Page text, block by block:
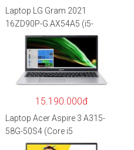
Laptop LG Gram 2021
16ZD90P-G.AX54A5 (i5-
1135G7/8GB RAM/512GB
SSD/16″WQXGA/Dos/Trắng)
15.190.000đ
Laptop Acer Aspire 3 A315-
58G-50S4 (Core i5
1135G7/8GB